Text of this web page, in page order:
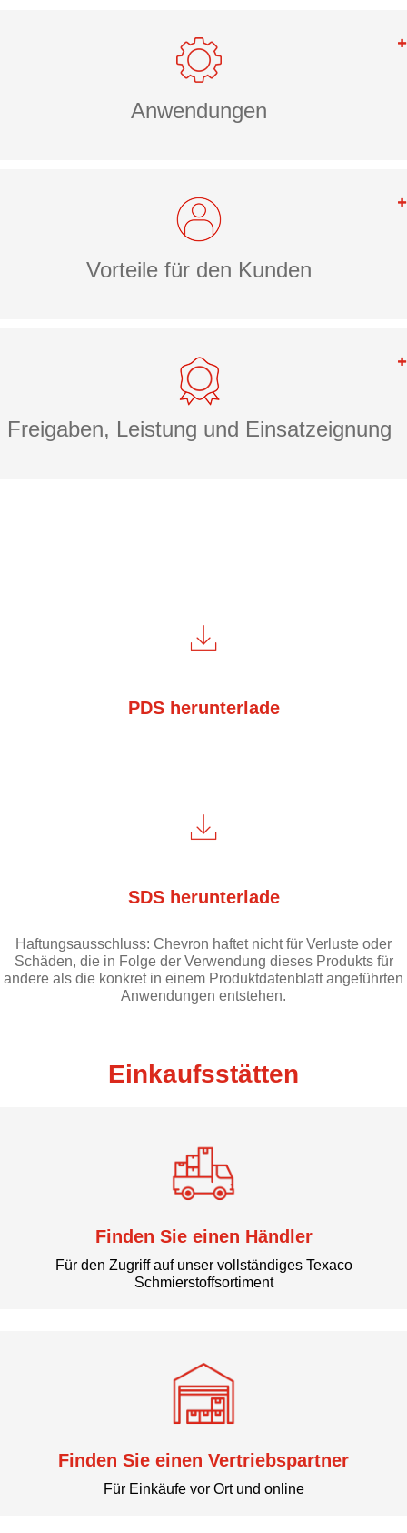
Anwendungen
Vorteile für den Kunden
Freigaben, Leistung und Einsatzeignung
PDS herunterlade
SDS herunterlade
Haftungsausschluss: Chevron haftet nicht für Verluste oder
Schäden, die in Folge der Verwendung dieses Produkts für
andere als die konkret in einem Produktdatenblatt angeführten
Anwendungen entstehen.
Einkaufsstätten
Finden Sie einen Händler
Für den Zugriff auf unser vollständiges Texaco
Schmierstoffsortiment
Finden Sie einen Vertriebspartner
Für Einkäufe vor Ort und online